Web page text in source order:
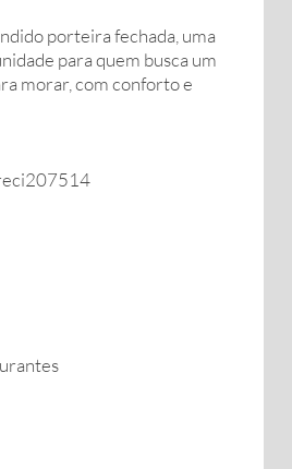
porteira fechada, uma
para quem busca um
morar, com conforto e